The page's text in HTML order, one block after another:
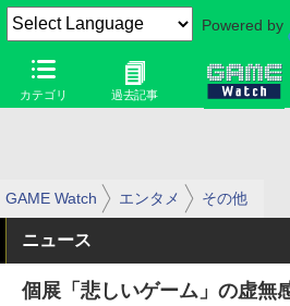
Powered by
カテゴリ 過去記事
GAME Watch エンタメ その他
ニュース
個展「悲しいゲーム」の虚無